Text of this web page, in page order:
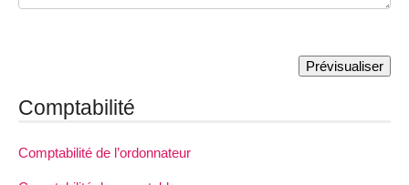
Comptabilité
Comptabilité de l’ordonnateur